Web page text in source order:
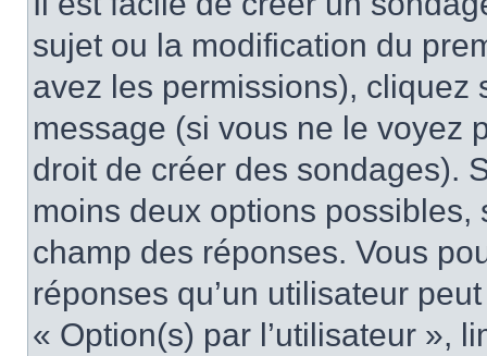
sujet ou la modification du
avez les permissions), cliquez
message (si vous ne le voyez
droit de créer des sondages).
moins deux options
champ des réponses. Vous
réponses qu’un utilisateur
« Option(s) par l’utilisateur »,